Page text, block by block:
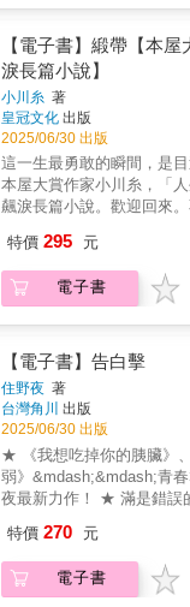
著外婆與媽媽過往種種，
女--是一部關於親情、記憶
※本書為中央公論?藝獎得
成》中登場?物的番外篇。 ◆ 故事大綱小登嬤
最近越來越健忘、連女兒的
遺忘的女兒告訴自己的女兒
的點點滴滴。被小登嬤忘記
要為未來的道別作準備。
「代代相繼」的羈絆。每個
人，踏上幸福的階梯。隨著
而不可取代的軌跡。 人生就是誕生、成長、隨
著與各種人事物相遇，然後
節。
是我的阿嬤。小登嬤最近
是， 媽媽說， 她一點也不
不難過的自己嚇了一跳。媽
的回憶打包成行李，小登嬤
丟下一邊生活著。媽媽會回
一天。然後，說不定媽媽
一天……」《即使某天忘了
館》（直木獎）、《家族的
文藝獎）得獎作者櫻木紫
事描述三代母女之間--老年
獨自在心中刻畫著消逝的
著外婆與媽媽過往種種，而
女--是一部關於親情、記憶
成》中登場?物的番外篇。 ◆ 故事大綱小登嬤
最近越來越健忘、連女兒的
遺忘的女兒告訴自己的女兒
的點點滴滴。被小登嬤忘記
要為未來的道別作準備。
「代代相繼」的羈絆。每
人，踏上幸福的階梯。隨著
而不可取代的軌跡。 人生就是誕生、成長、隨
著與各種人事物相遇，然後
節。
【電子書】緞帶【本
淚長篇小說】
小川糸 著
皇冠文化 出版
2025/06/30 出版
這一生最勇敢的瞬間，是目
本屋大賞作家小川糸，「人
飆淚長篇小說。歡迎回來
相遇別離。──── ୨୧ ────
重孵育的鳥蛋，孵化出了一
將小鳥取名為「Ribbon」
——飛向廣闊天空的背影，
真正的緞帶。那天開始，
漂泊無依的生命，重新繫
的小鳥是天使，成為喪子母
失愛鳥的飼育員，重拾有
鳥相依為命的畫家，決心
創作；過世姊姊留下的小
回來」代替道別。他們一
便是與Ribbon共度的每一
倒的人們找回棲身之處，
時。一度繫上的結不會輕易
特價 295 元
電子書
【電子書】告白擊
住野夜 著
台灣角川 出版
2025/06/30 出版
★ 《我想吃掉你的胰臟》
弱》&mdash;&mdash;青
夜最新力作！ ★ 滿是錯誤
要，讓死黨向我告白。 然
戀。 為了無可取代的友情， 罪孽深重的大作戰
揭開序幕！ 在即將步入三十歲之前，千鶴訂下
特價 270 元
電子書